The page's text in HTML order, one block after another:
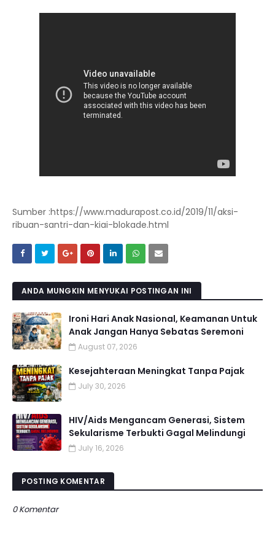
Sumber :https://www.madurapost.co.id/2019/11/aksi-
ribuan-santri-dan-kiai-blokade.html
ANDA MUNGKIN MENYUKAI POSTINGAN INI
Ironi Hari Anak Nasional, Keamanan Untuk
Anak Jangan Hanya Sebatas Seremoni
August 07, 2026
Kesejahteraan Meningkat Tanpa Pajak
July 30, 2026
HIV/Aids Mengancam Generasi, Sistem
Sekularisme Terbukti Gagal Melindungi
July 16, 2026
POSTING KOMENTAR
0 Komentar